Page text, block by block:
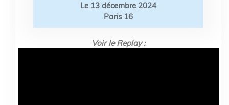
Le 13 décembre 2024
Paris 16
Voir le Replay :